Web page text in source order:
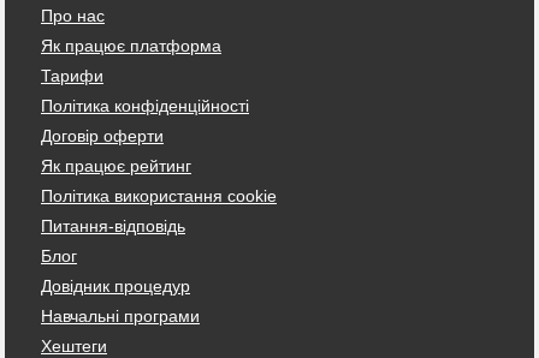
Про нас
Як працює платформа
Тарифи
Політика конфіденційності
Договір оферти
Як працює рейтинг
Політика використання cookie
Питання-відповідь
Блог
Довідник процедур
Навчальні програми
Хештеги